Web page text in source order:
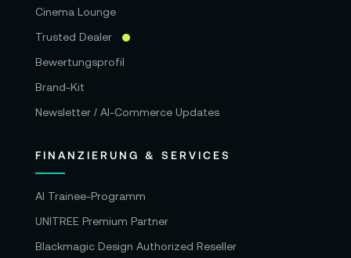
Cinema Lounge
Trusted Dealer
Bewertungsprofil
Brand-Kit
Newsletter / AI-Commerce Updates
FINANZIERUNG & SERVICES
AI Trainee-Programm
UNITREE Premium Partner
Blackmagic Design Authorized Reseller